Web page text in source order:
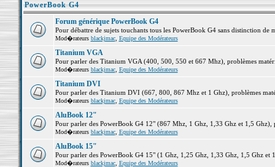
PowerBook G4
Forum générique PowerBook G4
Pour débattre de sujets touchants tous les PowerBook G4 sans distinction de
Mod�rateurs blackjmac, Equipe des Modérateurs
Titanium VGA
Pour parler des Titanium VGA (400, 500, 550 et 667 Mhz), problèmes
Mod�rateurs blackjmac, Equipe des Modérateurs
Titanium DVI
Pour parler des Titanium DVI (667, 800, 867 Mhz et 1 Ghz), problèmes
Mod�rateurs blackjmac, Equipe des Modérateurs
AluBook 12"
Pour parler des PowerBook G4 12" (867 Mhz, 1 Ghz, 1,33 Ghz et 1,5 Ghz),
Mod�rateurs blackjmac, Equipe des Modérateurs
AluBook 15"
Pour parler des PowerBook G4 15" (1 Ghz, 1,25 Ghz, 1,33 Ghz, 1,5 Ghz et
Mod�rateurs blackjmac, Equipe des Modérateurs